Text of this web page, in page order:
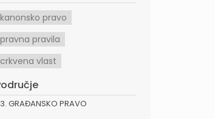
kanonsko pravo
pravna pravila
crkvena vlast
GRAĐANSKO PRAVO